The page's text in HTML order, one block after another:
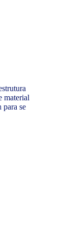
material
para se